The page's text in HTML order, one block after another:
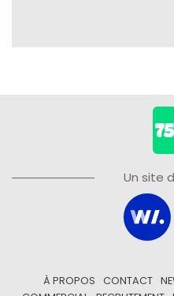
Un site
À PROPOS CONTACT